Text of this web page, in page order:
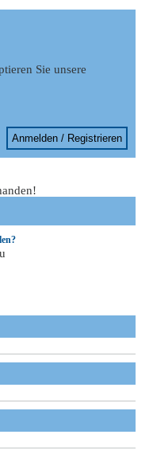
Sie unsere
Anmelden / Registrieren